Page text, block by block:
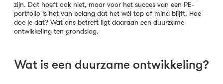
zijn. Dat hoeft ook niet, maar voor het succes van een PE-
portfolio is het van belang dat het wél top of mind blijft. Hoe
doe je dat? Wat ons betreft ligt daaraan een duurzame
ontwikkeling ten grondslag.
Wat is een duurzame ontwikkeling?